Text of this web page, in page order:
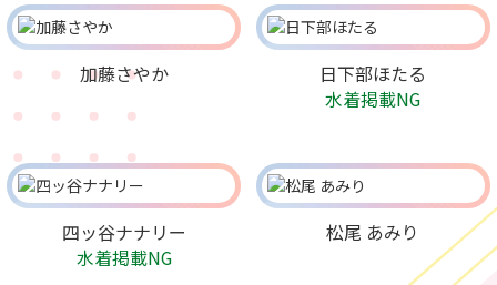
加藤さやか
日下部ほたる
水着掲載NG
四ッ谷ナナリー
水着掲載NG
松尾 あみり